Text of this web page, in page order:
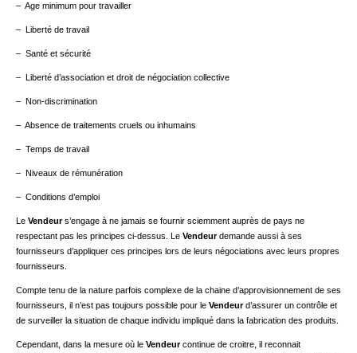
– Age minimum pour travailler
– Liberté de travail
– Santé et sécurité
– Liberté d’association et droit de négociation collective
– Non-discrimination
– Absence de traitements cruels ou inhumains
– Temps de travail
– Niveaux de rémunération
– Conditions d’emploi
Le Vendeurs’engage à ne jamais se fournir sciemment auprès de pays ne
respectant pas les principes ci-dessus. Le Vendeurdemande aussi à ses
fournisseurs d’appliquer ces principes lors de leurs négociations avec leurs propres
fournisseurs.
Compte tenu de la nature parfois complexe de la chaine d’approvisionnement de ses
fournisseurs, il n’est pas toujours possible pour le Vendeurd’assurer un contrôle et
de surveiller la situation de chaque individu impliqué dans la fabrication des produits.
Cependant, dans la mesure où le Vendeurcontinue de croitre, il reconnait